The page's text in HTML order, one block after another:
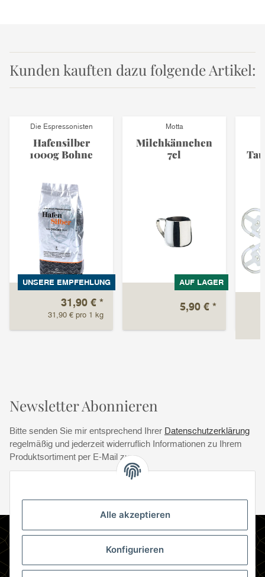
Alle akzeptieren
Konfigurieren
Kunden kauften dazu folgende Artikel:
Die Espressonisten
Hafensilber
1000g Bohne
UNSERE EMPFEHLUNG
31,90 € *
31,90 € pro 1 kg
Motta
Milchkännchen
7cl
AUF LAGER
5,90 € *
Newsletter Abonnieren
Bitte senden Sie mir entsprechend Ihrer Datenschutzerklärung
regelmäßig und jederzeit widerruflich Informationen zu Ihrem
Produktsortiment per E-Mail zu.
Newsletter Abonnieren
Gesetzliche Informationen